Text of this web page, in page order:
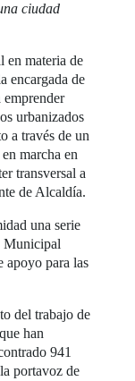
ciudad
en materia de
encargada de
emprender
urbanizados
a través de un
marcha en
transversal a
de Alcaldía.
una serie
Municipal
apoyo para las
del trabajo de
han
941
portavoz de